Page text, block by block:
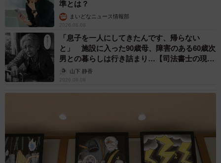
準とは？
まいどなニュース情報部
2026.08.08
「息子を一人にしてきたんです、帰らない
と」 施設に入った90歳母、障害のある60歳次
男との暮らしは行き詰まり…【司法書士の現場
から】山下 静香
2026.08.08